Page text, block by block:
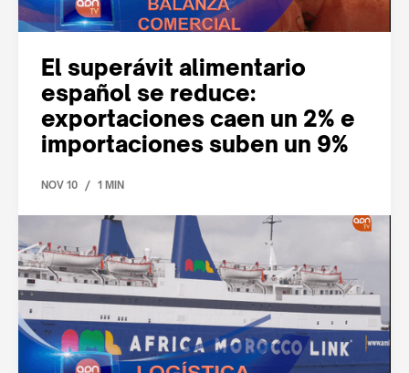
El superávit alimentario
español se reduce:
exportaciones caen un 2% e
importaciones suben un 9%
NOV 10 / 1 MIN